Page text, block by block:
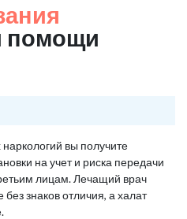
помощи
вы получите
на учет и риска передачи
лицам. Лечащий врач
знаков отличия, а халат